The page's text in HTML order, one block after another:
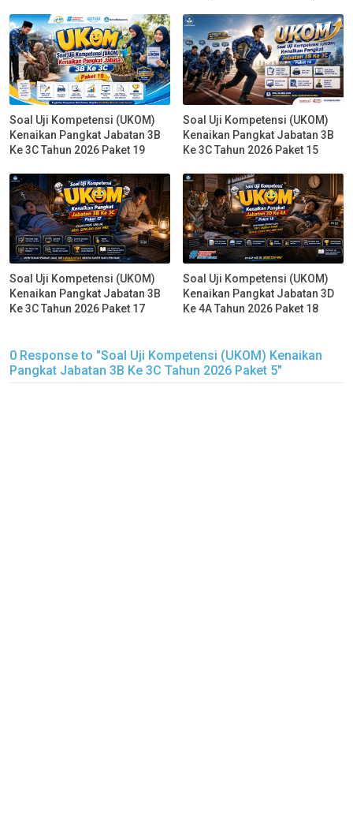
Soal Uji Kompetensi (UKOM)
Kenaikan Pangkat Jabatan 3B
Ke 3C Tahun 2026 Paket 19
Soal Uji Kompetensi (UKOM)
Kenaikan Pangkat Jabatan 3B
Ke 3C Tahun 2026 Paket 15
Soal Uji Kompetensi (UKOM)
Kenaikan Pangkat Jabatan 3B
Ke 3C Tahun 2026 Paket 17
Soal Uji Kompetensi (UKOM)
Kenaikan Pangkat Jabatan 3D
Ke 4A Tahun 2026 Paket 18
0 Response to "Soal Uji Kompetensi (UKOM) Kenaikan
Pangkat Jabatan 3B Ke 3C Tahun 2026 Paket 5"